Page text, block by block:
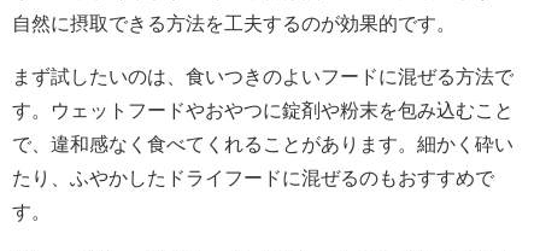
自然に摂取できる方法を工夫するのが効果的です。
まず試したいのは、食いつきのよいフードに混ぜる方法で
す。ウェットフードやおやつに錠剤や粉末を包み込むこと
で、違和感なく食べてくれることがあります。細かく砕い
たり、ふやかしたドライフードに混ぜるのもおすすめで
す。